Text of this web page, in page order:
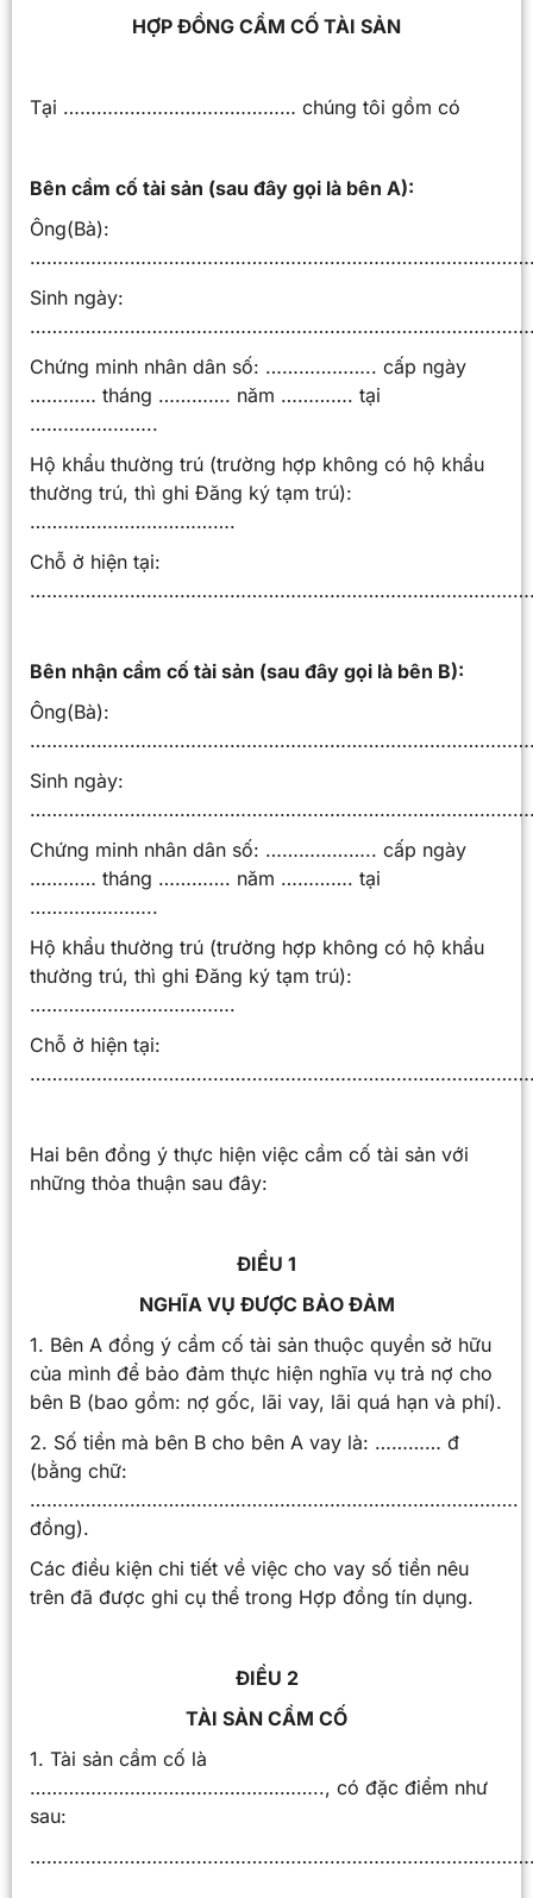
HỢP ĐỒNG CẦM CỐ TÀI SẢN
Tại …………………………………… chúng tôi gồm có
Bên cầm cố tài sản (sau đây gọi là bên A):
Ông(Bà):
Sinh ngày:
Chứng minh nhân dân số: ……………….. cấp ngày
………… tháng …………. năm …………. tại
…………………..
Hộ khẩu thường trú (trường hợp không có hộ khẩu
thường trú, thì ghi Đăng ký tạm trú):
……………………………….
Chỗ ở hiện tại:
Bên nhận cầm cố tài sản (sau đây gọi là bên B):
Ông(Bà):
Sinh ngày:
Chứng minh nhân dân số: ……………….. cấp ngày
………… tháng …………. năm …………. tại
…………………..
Hộ khẩu thường trú (trường hợp không có hộ khẩu
thường trú, thì ghi Đăng ký tạm trú):
……………………………….
Chỗ ở hiện tại:
Hai bên đồng ý thực hiện việc cầm cố tài sản với
những thỏa thuận sau đây:
ĐIỀU 1
NGHĨA VỤ ĐƯỢC BẢO ĐẢM
1. Bên A đồng ý cầm cố tài sản thuộc quyền sở hữu
của mình để bảo đảm thực hiện nghĩa vụ trả nợ cho
bên B (bao gồm: nợ gốc, lãi vay, lãi quá hạn và phí).
2. Số tiền mà bên B cho bên A vay là: ………… đ
(bằng chữ:
…………………………………………………………………………….
đồng).
Các điều kiện chi tiết về việc cho vay số tiền nêu
trên đã được ghi cụ thể trong Hợp đồng tín dụng.
ĐIỀU 2
TÀI SẢN CẦM CỐ
1. Tài sản cầm cố là
…………………………………………….., có đặc điểm như
sau: